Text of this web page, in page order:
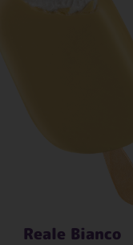
Reale Bianco